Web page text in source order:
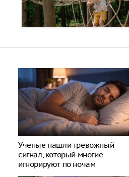
Ученые нашли тревожный
сигнал, который многие
игнорируют по ночам